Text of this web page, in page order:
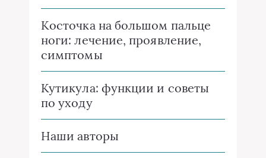
Косточка на большом пальце
ноги: лечение, проявление,
симптомы
Кутикула: функции и советы
по уходу
Наши авторы